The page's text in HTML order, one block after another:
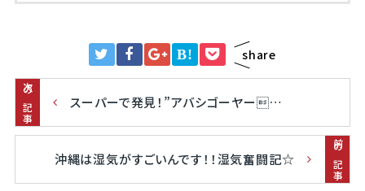
B! share
次の記事 スーパーで発見！”アバシゴーヤー…
前の記事
沖縄は湿気がすごいんです！！湿気奮闘記☆